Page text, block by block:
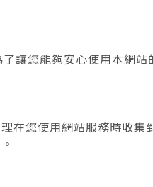
讓您能夠安心使用本網
在您使用網站服務時收